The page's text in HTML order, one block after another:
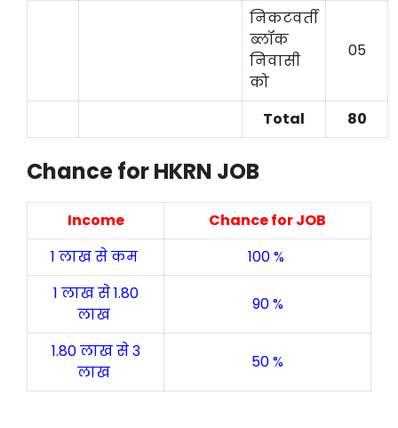
निकटवर्ती
ब्लॉक
निवासी
को
05
Total 80
Chance for HKRN JOB
Income
Chance for JOB
1 लाख से कम
100 %
1 लाख से 1.80
लाख
90 %
1.80 लाख से 3
लाख
50 %